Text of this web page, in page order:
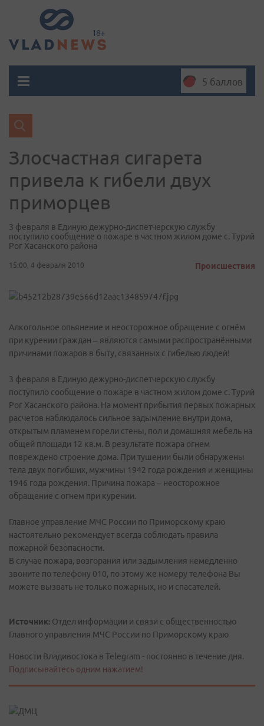
5 баллов
Злосчастная сигарета
привела к гибели двух
приморцев
3 февраля в Единую дежурно-диспетчерскую службу
поступило сообщение о пожаре в частном жилом доме с. Турий
Рог Хасанского района
15:00, 4 февраля 2010 Происшествия
Алкогольное опьянение и неосторожное обращение с огнём
при курении граждан – являются самыми распространёнными
причинами пожаров в быту, связанных с гибелью людей!
3 февраля в Единую дежурно-диспетчерскую службу
поступило сообщение о пожаре в частном жилом доме с. Турий
Рог Хасанского района. На момент прибытия первых пожарных
расчетов наблюдалось сильное задымление внутри дома,
открытым пламенем горели стены, пол и домашняя мебель на
общей площади 12 кв.м. В результате пожара огнем
повреждено строение дома. При тушении были обнаружены
тела двух погибших, мужчины 1942 года рождения и женщины
1946 года рождения. Причина пожара – неосторожное
обращение с огнем при курении.
Главное управление МЧС России по Приморскому краю
настоятельно рекомендует всегда соблюдать правила
пожарной безопасности.
В случае пожара, возгорания или задымления немедленно
звоните по телефону 010, по этому же номеру телефона Вы
можете вызвать не только пожарных, но и спасателей.
Источник: Отдел информации и связи с общественностью
Главного управления МЧС России по Приморскому краю
Новости Владивостока в Telegram - постоянно в течение дня.
Подписывайтесь одним нажатием!